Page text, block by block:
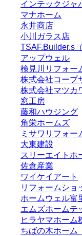
インテックジャ
マナホーム
永井商店
小川ガラス店
TSAF.Builder.s
アップウェル
検見川リフォー
株式会社コープ
株式会社マツカ
窓工房
藤和ハウジング
角栄ホームズ
ミサワリフォ
大東建設
スリーエイトホ
佐倉産業
ワイケイアート
リフォームショ
ホームウェル富
エムズホームテ
ヒラヤマホーム
ちばの木ホーム